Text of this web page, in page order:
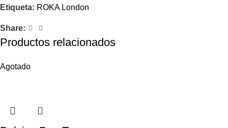
Etiqueta: ROKA London
Share:
Productos relacionados
Agotado